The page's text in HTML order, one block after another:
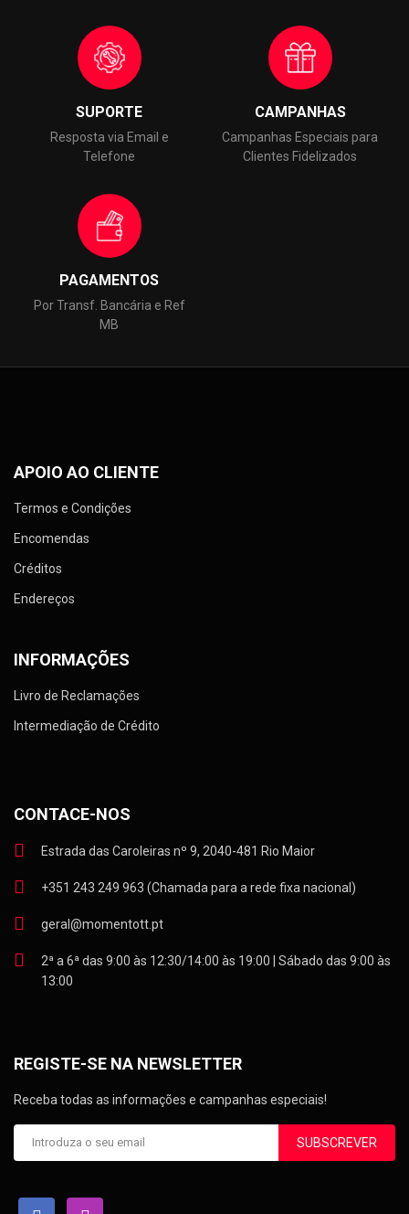
SUPORTE
Resposta via Email e
Telefone
CAMPANHAS
Campanhas Especiais para
Clientes Fidelizados
PAGAMENTOS
Por Transf. Bancária e Ref
MB
APOIO AO CLIENTE
Termos e Condições
Encomendas
Créditos
Endereços
INFORMAÇÕES
Livro de Reclamações
Intermediação de Crédito
CONTACE-NOS
Estrada das Caroleiras nº 9, 2040-481 Rio Maior
+351 243 249 963 (Chamada para a rede fixa nacional)
geral@momentott.pt
2ª a 6ª das 9:00 às 12:30/14:00 às 19:00 | Sábado das 9:00 às
13:00
REGISTE-SE NA NEWSLETTER
Receba todas as informações e campanhas especiais!
SUBSCREVER